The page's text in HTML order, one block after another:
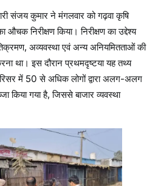
संजय कुमार ने मंगलवार को गढ़वा कृषि
औचक निरीक्षण किया। निरीक्षण का उद्देश्य
अव्यवस्था एवं अन्य अनियमितताओं की
था। इस दौरान प्रथमदृष्टया यह तथ्य
में 50 से अधिक लोगों द्वारा अलग-अलग
किया गया है, जिससे बाजार व्यवस्था